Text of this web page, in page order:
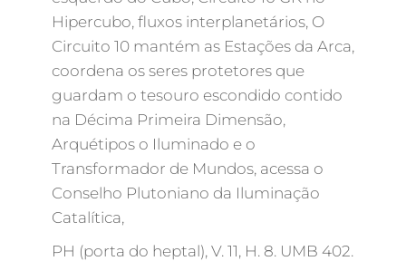
Hipercubo, fluxos interplanetários, O
Circuito 10 mantém as Estações da Arca,
coordena os seres protetores que
guardam o tesouro escondido contido
na Décima Primeira Dimensão,
Arquétipos o Iluminado e o
Transformador de Mundos, acessa o
Conselho Plutoniano da Iluminação
Catalítica,
PH (porta do heptal), V. 11, H. 8. UMB 402.